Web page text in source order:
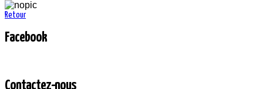
Retour
Facebook
Contactez-nous